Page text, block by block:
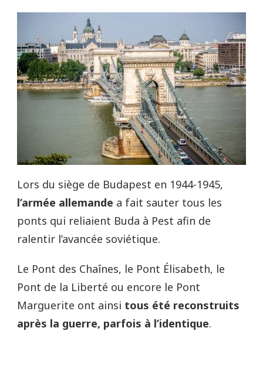
Lors du siège de Budapest en 1944-1945,
l’armée allemande a fait sauter tous les
ponts qui reliaient Buda à Pest afin de
ralentir l’avancée soviétique.
Le Pont des Chaînes, le Pont Élisabeth, le
Pont de la Liberté ou encore le Pont
Marguerite ont ainsi tous été reconstruits
après la guerre, parfois à l’identique.